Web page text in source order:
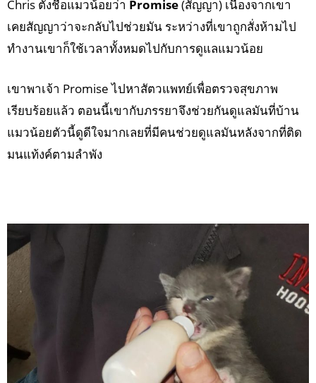
Chris ตั้งชื่อแมวน้อยว่า Promise(สัญญา) เนื่องจากเขา
เคยสัญญาว่าจะกลับไปช่วยมัน ระหว่างที่เขาถูกสั่งห้ามไป
ทำงานเขาก็ใช้เวลาทั้งหมดไปกับการดูแลแมวน้อย
เขาพาเจ้า Promise ไปหาสัตวแพทย์เพื่อตรวจสุขภาพ
เรียบร้อยแล้ว ตอนนี้เขากับภรรยาจึงช่วยกันดูแลมันที่บ้าน
แมวน้อยตัวนี้ดูดีใจมากเลยที่มีคนช่วยดูแลมันหลังจากที่ติด
มนแท้งค์ตามลำพัง